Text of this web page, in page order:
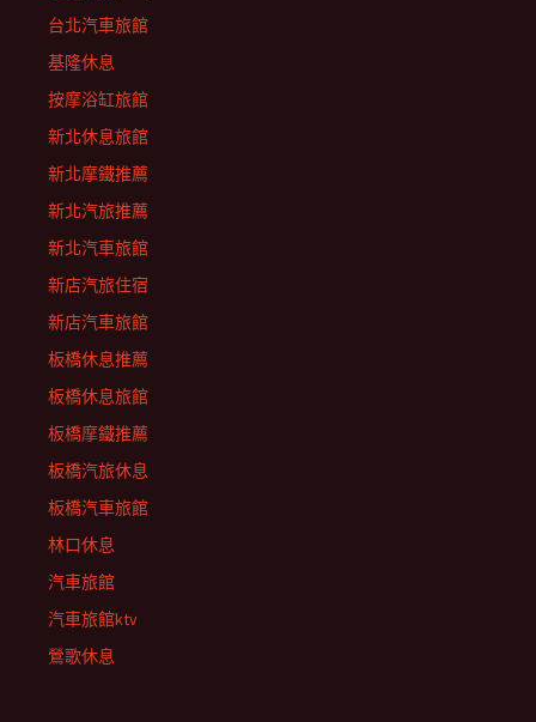
台北汽車旅館
基隆休息
按摩浴缸旅館
新北休息旅館
新北摩鐵推薦
新北汽旅推薦
新北汽車旅館
新店汽旅住宿
新店汽車旅館
板橋休息推薦
板橋休息旅館
板橋摩鐵推薦
板橋汽旅休息
板橋汽車旅館
林口休息
汽車旅館
汽車旅館ktv
鶯歌休息